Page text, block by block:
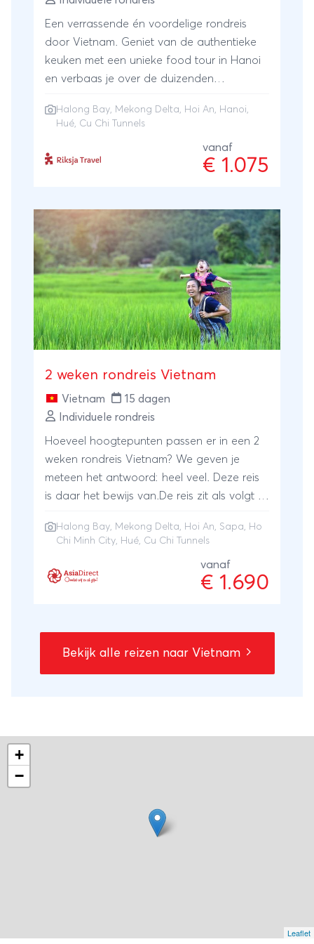
Een verrassende én voordelige rondreis
door Vietnam. Geniet van de authentieke
keuken met een unieke food tour in Hanoi
en verbaas je over de duizenden
combineert Hué, met de verrassende
voelt de geschiedenis van Vietnam tijdens
een bezoek aan de Cu Chi-tunnels en
Halong Bay Mekong Delta Hoi An Hanoi
Hué Cu Chi Tunnels
vanaf
€ 1.075
2 weken rondreis Vietnam
Vietnam
15 dagen
Individuele rondreis
Hoeveel hoogtepunten passen er in een 2
weken rondreis Vietnam? We geven je
meteen het antwoord: heel veel. Deze reis
is daar het bewijs van.De reis zit als volgt in
fascinerende rotsformaties van Halong Bay
onvolprezen Sapa het platteland op te
gaan en niet alleen de prachtige valleien te
ontmoeten. Je gaat met de nachttrein van
het noorden naar Centraal-Vietnam. Daar
Zee en rechts het berglandschap. Je bent
in Hoi An trouwens zo dicht bij het strand,
Halong Bay Mekong Delta Hoi An Sapa
Ho
Chi Minh City
Hué Cu Chi Tunnels
vanaf
€ 1.690
Bekijk alle reizen naar Vietnam
+
−
Leaflet